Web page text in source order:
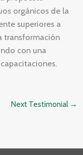
orgánicos de la
superiores a
transformación
con una
Next Testimonial →